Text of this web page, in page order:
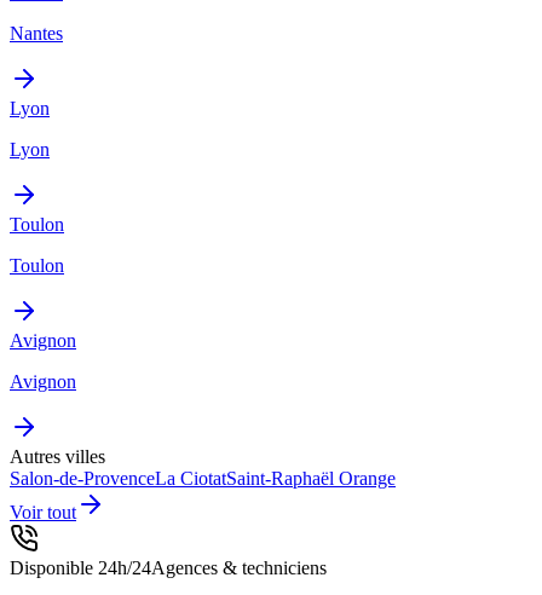
Nantes
Lyon
Lyon
Toulon
Toulon
Avignon
Avignon
Autres villes
Salon-de-ProvenceLa CiotatSaint-Raphaël Orange
Voir tout
Disponible 24h/24Agences & techniciens